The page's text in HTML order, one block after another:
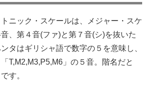
ニック・スケールは、メジャー・スケ
、第４音(ファ)と第７音(シ)を抜いた
タはギリシャ語で数字の５を意味し、
T,M2,M3,P5,M6」の５音。階名だと
す。